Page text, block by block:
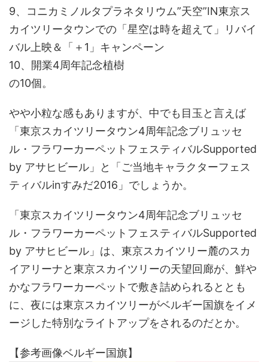
9、コニカミノルタプラネタリウム”天空”IN東京ス
カイツリータウンでの「星空は時を超えて」リバイ
バル上映＆「＋1」キャンペーン
10、開業4周年記念植樹
の10個。
やや小粒な感もありますが、中でも目玉と言えば
「東京スカイツリータウン4周年記念ブリュッセ
ル・フラワーカーペットフェスティバルSupported
by アサヒビール」と「ご当地キャラクターフェス
ティバルinすみだ2016」でしょうか。
「東京スカイツリータウン4周年記念ブリュッセ
ル・フラワーカーペットフェスティバルSupported
by アサヒビール」は、東京スカイツリー麓のスカ
イアリーナと東京スカイツリーの天望回廊が、鮮や
かなフラワーカーペットで敷き詰められるととも
に、夜には東京スカイツリーがベルギー国旗をイメ
ージした特別なライトアップをされるのだとか。
【参考画像ベルギー国旗】